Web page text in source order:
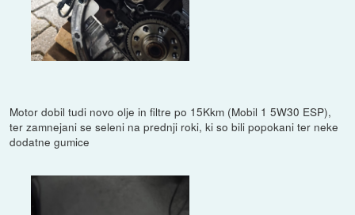
Motor dobil tudi novo olje in filtre po 15Kkm (Mobil 1 5W30 ESP),
ter zamnejani se seleni na prednji roki, ki so bili popokani ter neke
dodatne gumice